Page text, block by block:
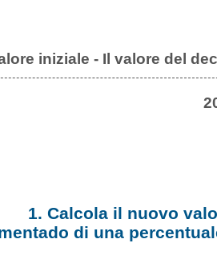
iniziale - Il valore del
1. Calcola il nuovo
di una